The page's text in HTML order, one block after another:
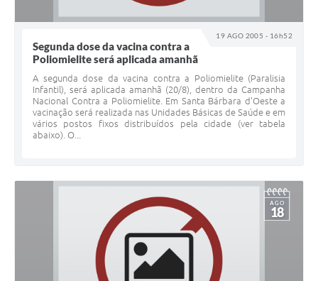
Certidão Negativa de Imóvel
Parcerias com Organização da Sociedade Civil (OSC)
Conselhos Municipais
Lei Aldir Blanc
Cartas de Serviço ao Usuário
19 AGO 2005 - 16h52
Segunda dose da vacina contra a
Poliomielite será aplicada amanhã
A segunda dose da vacina contra a Poliomielite (Paralisia
Infantil), será aplicada amanhã (20/8), dentro da Campanha
Nacional Contra a Poliomielite. Em Santa Bárbara d'Oeste a
vacinação será realizada nas Unidades Básicas de Saúde e em
vários postos fixos distribuídos pela cidade (ver tabela
abaixo). O...
AGO
18